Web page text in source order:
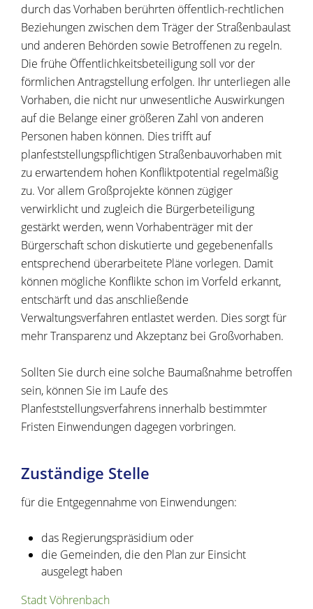
durch das Vorhaben berührten öffentlich-rechtlichen
Beziehungen zwischen dem Träger der Straßenbaulast
und anderen Behörden sowie Betroffenen zu regeln.
Die frühe Öffentlichkeitsbeteiligung soll vor der
förmlichen Antragstellung erfolgen. Ihr unterliegen alle
Vorhaben, die nicht nur unwesentliche Auswirkungen
auf die Belange einer größeren Zahl von anderen
Personen haben können. Dies trifft auf
planfeststellungspflichtigen Straßenbauvorhaben mit
zu erwartendem hohen Konfliktpotential regelmäßig
zu. Vor allem Großprojekte können zügiger
verwirklicht und zugleich die Bürgerbeteiligung
gestärkt werden, wenn Vorhabenträger mit der
Bürgerschaft schon diskutierte und gegebenenfalls
entsprechend überarbeitete Pläne vorlegen. Damit
können mögliche Konflikte schon im Vorfeld erkannt,
entschärft und das anschließende
Verwaltungsverfahren entlastet werden. Dies sorgt für
mehr Transparenz und Akzeptanz bei Großvorhaben.
Sollten Sie durch eine solche Baumaßnahme betroffen
sein, können Sie im Laufe des
Planfeststellungsverfahrens innerhalb bestimmter
Fristen Einwendungen dagegen vorbringen.
Zuständige Stelle
für die Entgegennahme von Einwendungen:
das Regierungspräsidium oder
die Gemeinden, die den Plan zur Einsicht
ausgelegt haben
Stadt Vöhrenbach